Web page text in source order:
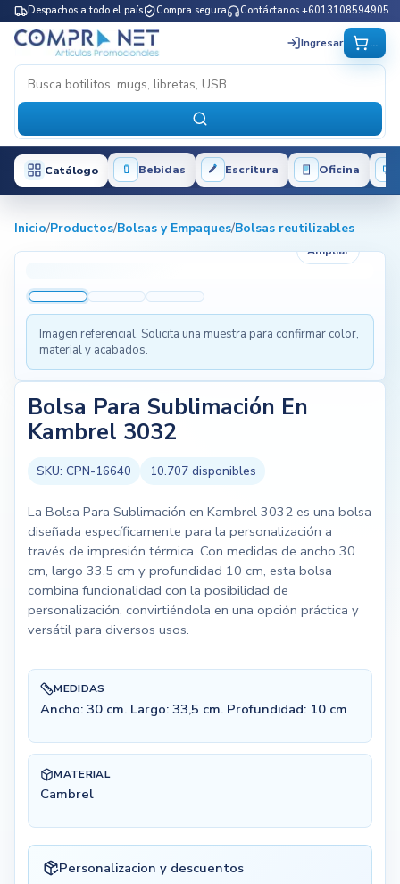
Despachos a todo el país Compra segura Contáctanos +6013108594905
Ingresar ...
Catálogo Bebidas Escritura Oficina
Inicio/Productos/Bolsas y Empaques/Bolsas reutilizables
Ampliar
Imagen referencial. Solicita una muestra para confirmar color,
material y acabados.
Bolsa Para Sublimación En
Kambrel 3032
SKU: CPN-16640 10.707disponibles
La Bolsa Para Sublimación en Kambrel 3032 es una bolsa
diseñada específicamente para la personalización a
través de impresión térmica. Con medidas de ancho 30
cm, largo 33,5 cm y profundidad 10 cm, esta bolsa
combina funcionalidad con la posibilidad de
personalización, convirtiéndola en una opción práctica y
versátil para diversos usos.
MEDIDAS
Ancho: 30 cm. Largo: 33,5 cm. Profundidad: 10 cm
MATERIAL
Cambrel
Personalizacion y descuentos